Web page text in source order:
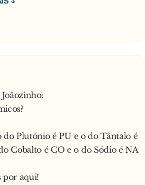
também te digo
pergunta – Quem foi o último rei
miúdo instruir-se
Plutónio é PU e o do Tântalo é
Cobalto é CO e o do Sódio é NA
por aqui!